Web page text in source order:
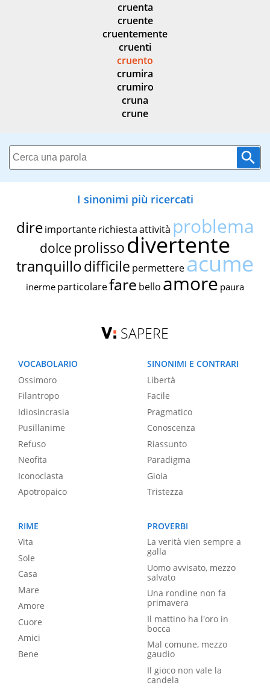
cruenta
cruente
cruentemente
cruenti
cruento
crumira
crumiro
cruna
crune
I sinonimi più ricercati
dire importante richiestaattività problema
dolce prolissodivertente
tranquillodifficile permettereacume
inerme particolarefare bello amore paura
SAPERE
VOCABOLARIO
Ossimoro
Filantropo
Idiosincrasia
Pusillanime
Refuso
Neofita
Iconoclasta
Apotropaico
SINONIMI E CONTRARI
Libertà
Facile
Pragmatico
Conoscenza
Riassunto
Paradigma
Gioia
Tristezza
RIME
Vita
Sole
Casa
Mare
Amore
Cuore
Amici
Bene
PROVERBI
La verità vien sempre a
galla
Uomo avvisato, mezzo
salvato
Una rondine non fa
primavera
Il mattino ha l'oro in
bocca
Mal comune, mezzo
gaudio
Il gioco non vale la
candela